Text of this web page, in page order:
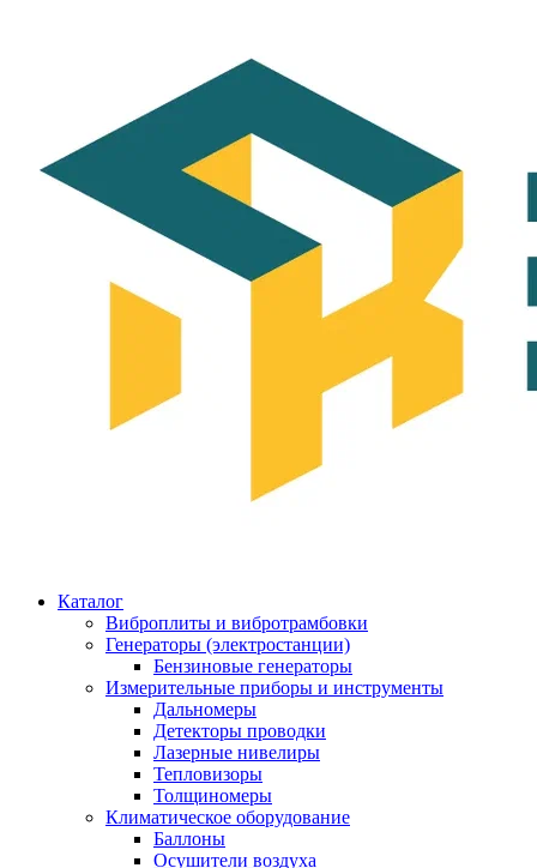
Каталог
Виброплиты и вибротрамбовки
Генераторы (электростанции)
Бензиновые генераторы
Измерительные приборы и инструменты
Дальномеры
Детекторы проводки
Лазерные нивелиры
Тепловизоры
Толщиномеры
Климатическое оборудование
Баллоны
Осушители воздуха